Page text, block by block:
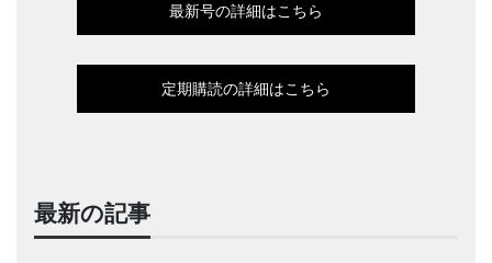
最新号の詳細はこちら
定期購読の詳細はこちら
最新の記事